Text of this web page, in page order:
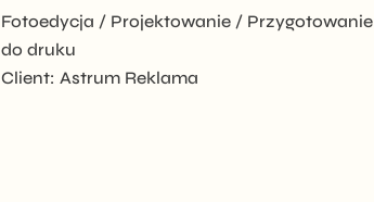
Fotoedycja Projektowanie
Przygotowanie
do druku
Client:Astrum Reklama